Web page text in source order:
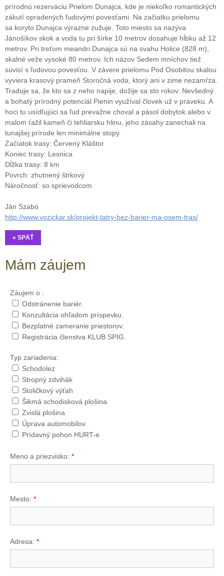
prírodnú rezerváciu Prielom Dunajca, kde je niekoľko romantických
zákutí opradených ľudovými povesťami. Na začiatku prielomu
sa koryto Dunajca výrazne zužuje. Toto miesto sa nazýva
Jánošíkov skok a voda tu pri šírke 10 metrov dosahuje hĺbku až 12
metrov. Pri treťom meandri Dunajca sú na svahu Holice (828 m),
skalné veže vysoké 80 metrov. Ich názov Sedem mníchov tiež
súvisí s ľudovou povesťou. V závere prielomu Pod Osobitou skalou
vyviera krasový prameň Storočná voda, ktorý ani v zime nezamŕza.
Traduje sa, že kto sa z neho napije, dožije sa sto rokov. Nevšedný
a bohatý prírodný potenciál Pienin využíval človek už v praveku. A
hoci tu usídľujúci sa ľud prevažne choval a pásol dobytok alebo v
malom ťažil kameň či tehliarsku hlinu, jeho zásahy zanechali na
tunajšej prírode len minimálne stopy.
Začiatok trasy: Červený Kláštor
Koniec trasy: Lesnica
Dĺžka trasy: 8 km
Povrch: zhutnený štrkový
Náročnosť: so sprievodcom
Ján Szabó
http://www.vozickar.sk/projekt-tatry-bez-barier-ma-osem-tras/
« SPÄŤ
Mám záujem
Záujem o :
Odstránenie bariér.
Konzultácia ohľadom príspevku.
Bezplatné zameranie priestorov.
Registrácia členstva KLUB SPIG.
Typ zariadenia:
Schodolez
Stropný zdvihák
Stoličkový výťah
Šikmá schodisková plošina
Zvislá plošina
Úprava automobilov
Prídavný pohon HURT-e
Meno a priezvisko: *
Mesto: *
Adresa: *